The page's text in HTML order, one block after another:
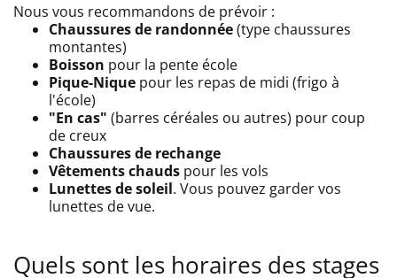
Nous vous recommandons de prévoir :
Chaussures de randonnée(type chaussures
montantes)
Boisson pour la pente école
Pique-Nique pour les repas de midi (frigo à
l'école)
"En cas" (barres céréales ou autres) pour coup
de creux
Chaussures de rechange
Vêtements chauds pour les vols
Lunettes de soleil. Vous pouvez garder vos
lunettes de vue.
Quels sont les horaires des stages